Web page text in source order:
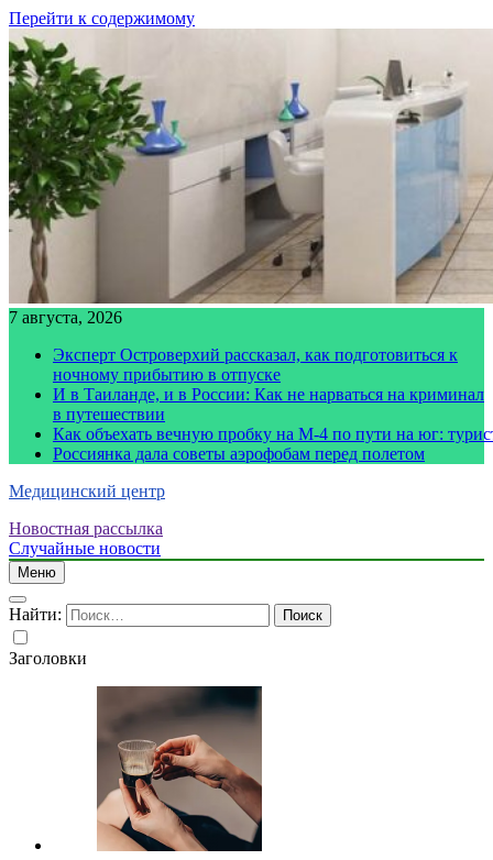
Перейти к содержимому
7 августа, 2026
Эксперт Островерхий рассказал, как подготовиться к
ночному прибытию в отпуске
И в Таиланде, и в России: Как не нарваться на криминал
в путешествии
Как объехать вечную пробку на М-4 по пути на юг:
Россиянка дала советы аэрофобам перед полетом
Медицинский центр
Новостная рассылка
Случайные новости
Меню
Найти:
Заголовки